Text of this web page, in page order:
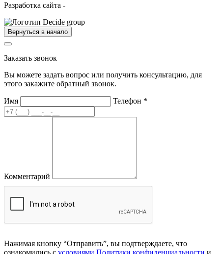
Разработка сайта -
Вернуться в начало
Заказать звонок
Вы можете задать вопрос или получить консультацию, для
этого закажите обратный звонок.
Имя Телефон *
Комментарий
Нажимая кнопку “Отправить”, вы подтверждаете, что
ознакомились с условиями Политики конфиденциальности и